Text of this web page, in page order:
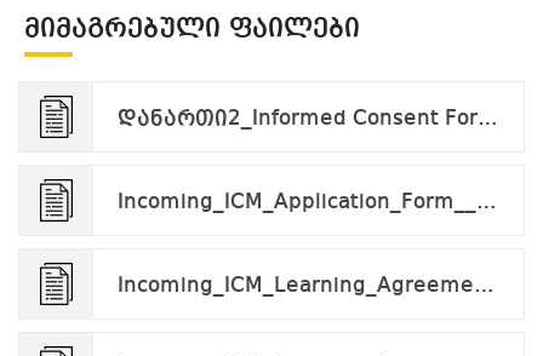
ᲛᲘᲛᲐᲒᲠᲔᲑᲣᲚᲘ ᲤᲐᲘᲚᲔᲑᲘ
დანართი2_Informed Consent Form_applicant_v.09.24.pdf
Incoming_ICM_Application_Form__Ca' Foscari _1.docx
Incoming_ICM_Learning_Agreement_for_Research_Ca' Foscari 4.docx